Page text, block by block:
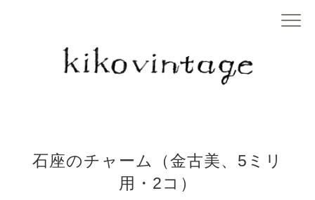
石座のチャーム（金古美、5ミリ
用・2コ）